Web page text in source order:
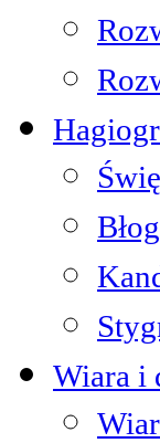
Wiara i